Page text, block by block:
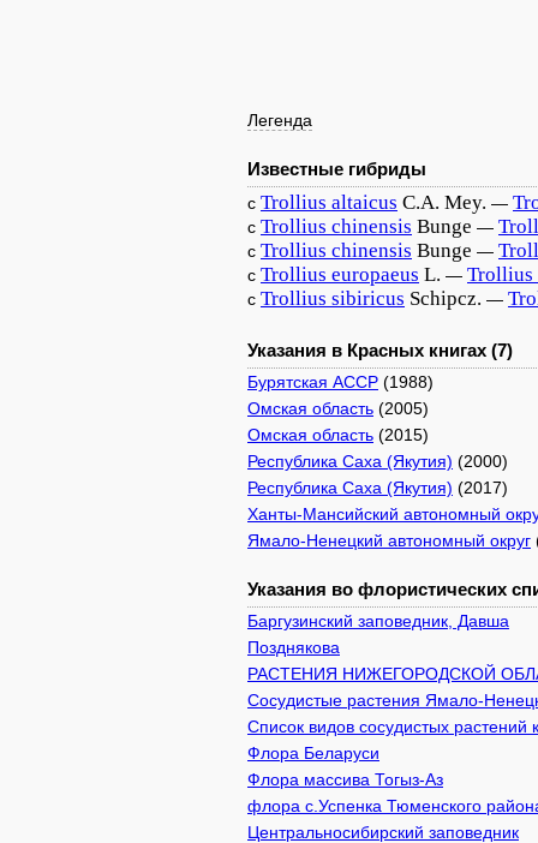
Легенда
Известные гибриды
с Trollius altaicus C.A. Mey. —
с Trollius chinensis Bunge —
с Trollius chinensis Bunge —
с Trollius europaeus L. — Trollius
с Trollius sibiricus Schipcz. —
Указания в Красных книгах (7)
Бурятская АССР (1988)
Омская область (2005)
Омская область (2015)
Республика Саха (Якутия) (2000)
Республика Саха (Якутия) (2017)
Ханты-Мансийский автономный
Ямало-Ненецкий автономный округ
Указания во флористических
Баргузинский заповедник, Давша
Позднякова
РАСТЕНИЯ НИЖЕГОРОДСКОЙ
Сосудистые растения Ямало-
Список видов сосудистых
Флора Беларуси
Флора массива Тогыз-Аз
флора с.Успенка Тюменского
Центральносибирский заповедник